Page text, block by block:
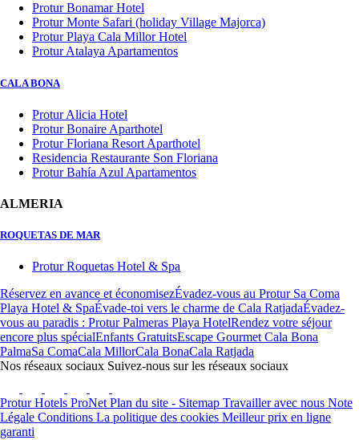
Protur Bonamar Hotel
Protur Monte Safari (holiday Village Majorca)
Protur Playa Cala Millor Hotel
Protur Atalaya Apartamentos
CALA BONA
Protur Alicia Hotel
Protur Bonaire Aparthotel
Protur Floriana Resort Aparthotel
Residencia Restaurante Son Floriana
Protur Bahía Azul Apartamentos
ALMERIA
ROQUETAS DE MAR
Protur Roquetas Hotel & Spa
Réservez en avance et économisezÉvadez-vous au Protur Sa Coma
Playa Hotel & SpaÉvade-toi vers le charme de Cala RatjadaÉvadez-
vous au paradis : Protur Palmeras Playa HotelRendez votre séjour
encore plus spécialEnfants GratuitsEscape Gourmet Cala Bona
PalmaSa ComaCala MillorCala BonaCala Ratjada
Nos réseaux sociaux Suivez-nous sur les réseaux sociaux
Protur Hotels ProNet Plan du site - Sitemap Travailler avec nous Note
Légale Conditions La politique des cookies Meilleur prix en ligne
garanti